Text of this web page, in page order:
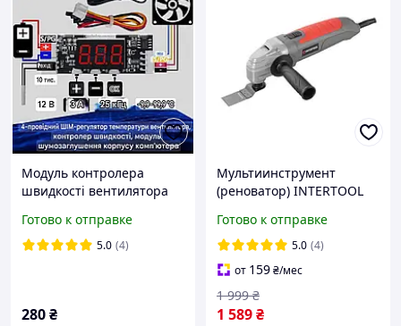
Модуль контролера
швидкості вентилятора
Регулятор обертів для ПК
| Терморегулятор
Готово к отправке
5.0 (4)
280₴
Мультиинструмент
(реноватор) INTERTOOL
22000 об/мин,
аксессуары, кейс
Готово к отправке
5.0 (4)
от 159₴/мес
1 589₴
1 999 ₴